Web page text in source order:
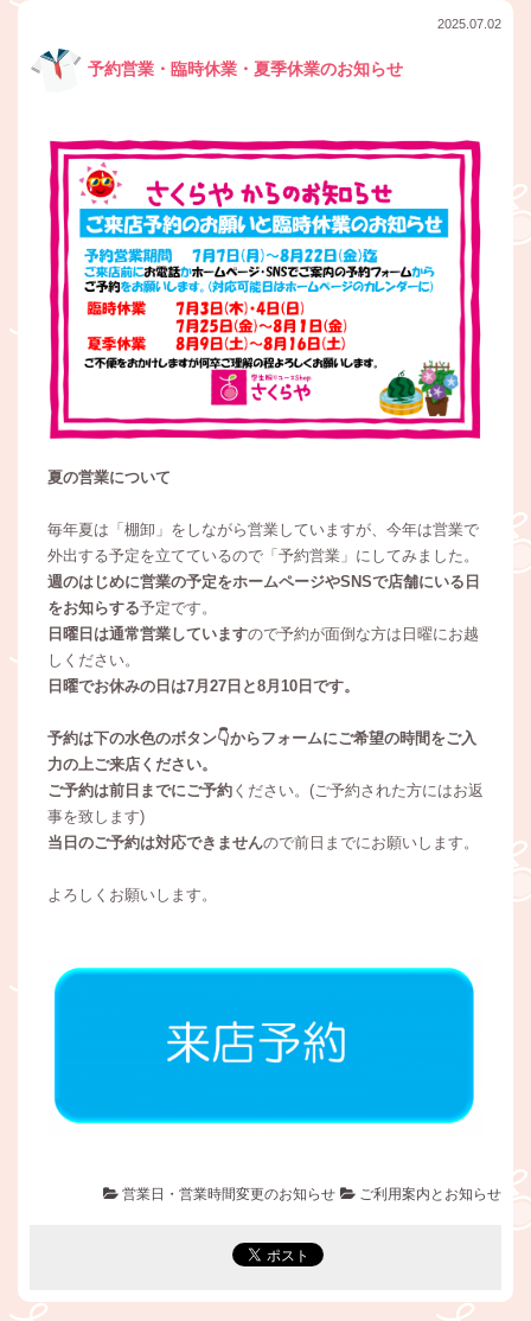
2025.07.02
予約営業・臨時休業・夏季休業のお知らせ
夏の営業について
毎年夏は「棚卸」をしながら営業していますが、今年は営業で
外出する予定を立てているので「予約営業」にしてみました。
週のはじめに営業の予定をホームページやSNSで店舗にいる日
をお知らする予定です。
日曜日は通常営業していますので予約が面倒な方は日曜にお越
しください。
日曜でお休みの日は7月27日と8月10日です。
予約は下の水色のボタン👇からフォームにご希望の時間をご入
力の上ご来店ください。
ご予約は前日までにご予約 ください。(ご予約された方にはお返
事を致します)
当日のご予約は対応できませんので前日までにお願いします。
よろしくお願いします。
営業日・営業時間変更のお知らせ ご利用案内とお知らせ